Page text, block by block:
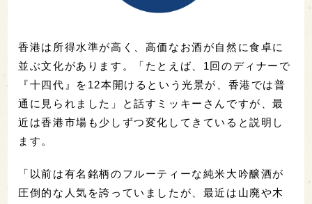
香港は所得水準が高く、高価なお酒が自然に食卓に
並ぶ文化があります。「たとえば、1回のディナーで
『十四代』を12本開けるという光景が、香港では普
通に見られました」と話すミッキーさんですが、最
近は香港市場も少しずつ変化してきていると説明し
ます。
「以前は有名銘柄のフルーティーな純米大吟醸酒が
圧倒的な人気を誇っていましたが、最近は山廃や木